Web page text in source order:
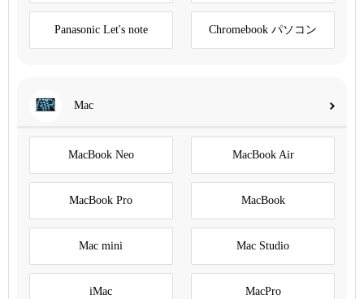
Panasonic Let's note Chromebook パソコン
Mac
MacBook Neo MacBook Air
MacBook Pro MacBook
Mac mini Mac Studio
iMac MacPro